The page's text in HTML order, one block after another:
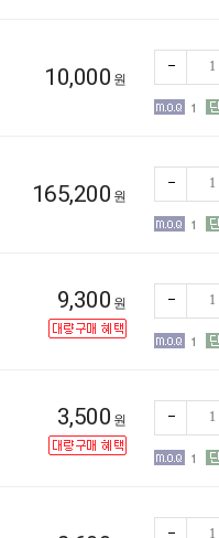
10,000 원
1
165,200 원
1
9,300 원
1
3,500 원
1